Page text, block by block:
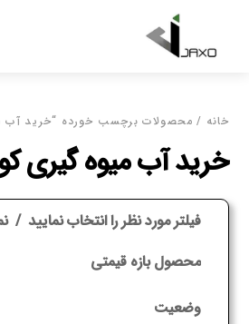
content
خانه / محصولات برچسب خورده “خرید آب
خرید آب میوه گیری
فیلتر مورد نظر را انتخاب نمایید
محصول بازه قیمتی
وضعیت